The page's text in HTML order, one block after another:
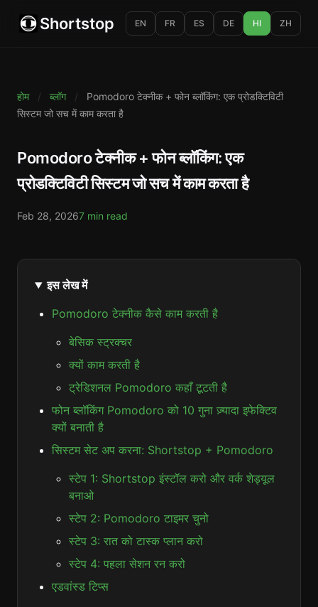
Shortstop EN FR ES DE HI ZH
होम / ब्लॉग /
Pomodoro टेक्नीक + फोन ब्लॉकिंग: एक प्रोडक्टिविटी
सिस्टम जो सच में काम करता है
Pomodoro टेक्नीक + फोन ब्लॉकिंग: एक
प्रोडक्टिविटी सिस्टम जो सच में काम करता है
Feb 28, 20267 min read
इस लेख में
Pomodoro टेक्नीक कैसे काम करती है
बेसिक स्ट्रक्चर
क्यों काम करती है
ट्रेडिशनल Pomodoro कहाँ टूटती है
फोन ब्लॉकिंग Pomodoro को 10 गुना ज़्यादा इफेक्टिव
क्यों बनाती है
सिस्टम सेट अप करना: Shortstop + Pomodoro
स्टेप 1: Shortstop इंस्टॉल करो और वर्क शेड्यूल
बनाओ
स्टेप 2: Pomodoro टाइमर चुनो
स्टेप 3: रात को टास्क प्लान करो
स्टेप 4: पहला सेशन रन करो
एडवांस्ड टिप्स